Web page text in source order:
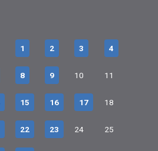
1 2 3 4
8 9 10 11
15 16 17 18
22 23 24 25